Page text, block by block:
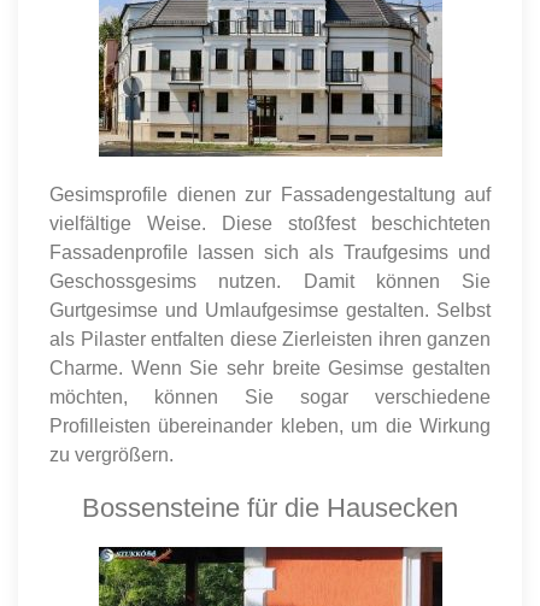
Gesimsprofile dienen zur Fassadengestaltung auf
vielfältige Weise. Diese stoßfest beschichteten
Fassadenprofile lassen sich als Traufgesims und
Geschossgesims nutzen. Damit können Sie
Gurtgesimse und Umlaufgesimse gestalten. Selbst
als Pilaster entfalten diese Zierleisten ihren ganzen
Charme. Wenn Sie sehr breite Gesimse gestalten
möchten, können Sie sogar verschiedene
Profilleisten übereinander kleben, um die Wirkung
zu vergrößern.
Bossensteine für die Hausecken